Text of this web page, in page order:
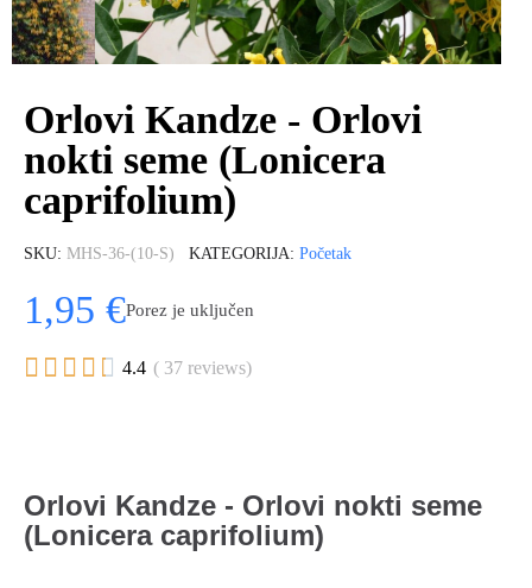
Orlovi Kandze - Orlovi
nokti seme (Lonicera
caprifolium)
SKU MHS-36-(10-S) KATEGORIJA Početak
1,95 €Porez je uključen
     4.4 ( 37 reviews)
Orlovi Kandze - Orlovi nokti seme
(Lonicera caprifolium)